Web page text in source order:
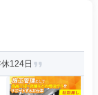
124日